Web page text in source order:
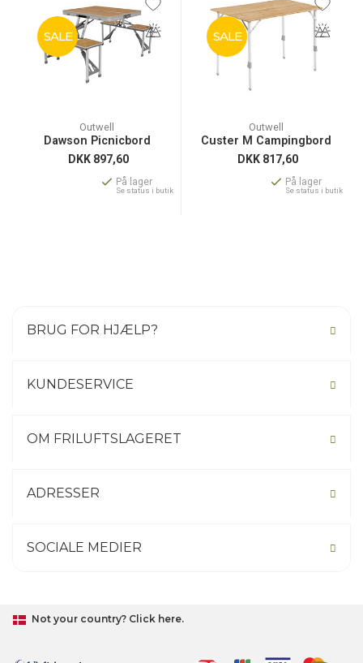
SALE
Outwell
Dawson Picnicbord
DKK 897,60
På lager
Se status i butik
SALE
Outwell
Custer M Campingbord
DKK 817,60
På lager
Se status i butik
BRUG FOR HJÆLP?
KUNDESERVICE
OM FRILUFTSLAGERET
ADRESSER
SOCIALE MEDIER
Not your country? Click here.